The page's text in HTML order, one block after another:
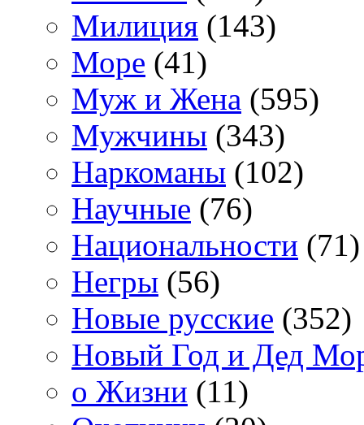
Милиция (143)
Море (41)
Муж и Жена (595)
Мужчины (343)
Наркоманы (102)
Научные (76)
Национальности (71)
Негры (56)
Новые русские (352)
Новый Год и Дед
о Жизни (11)